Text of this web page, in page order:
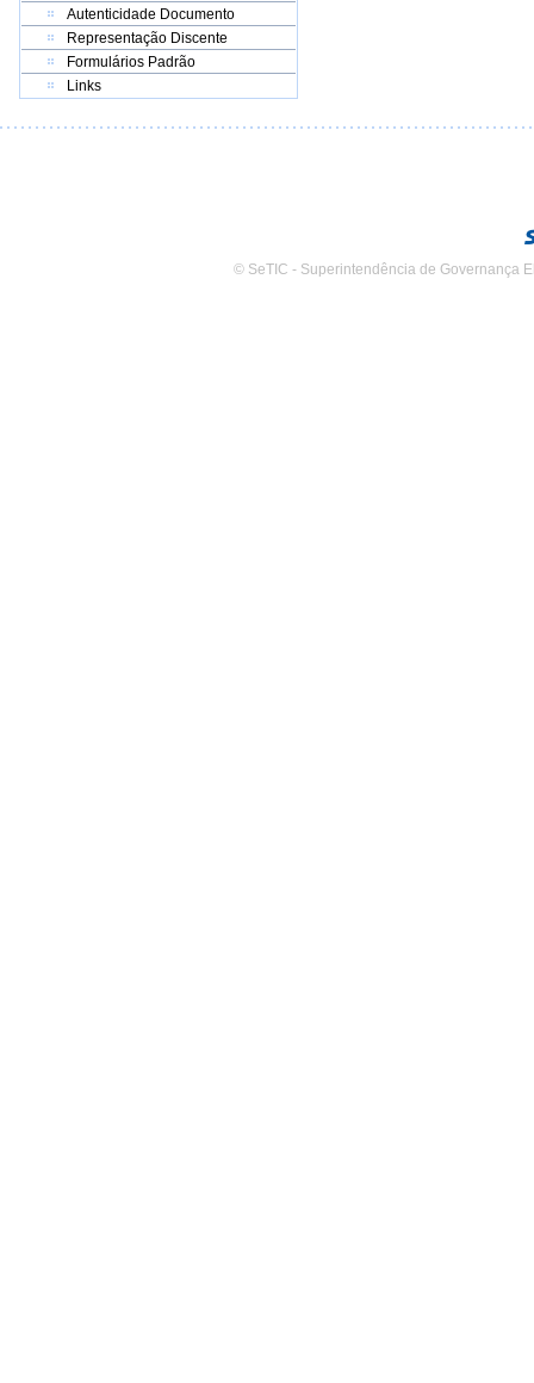
Autenticidade Documento
Representação Discente
Formulários Padrão
Links
© SeTIC - Superintendência de Governança